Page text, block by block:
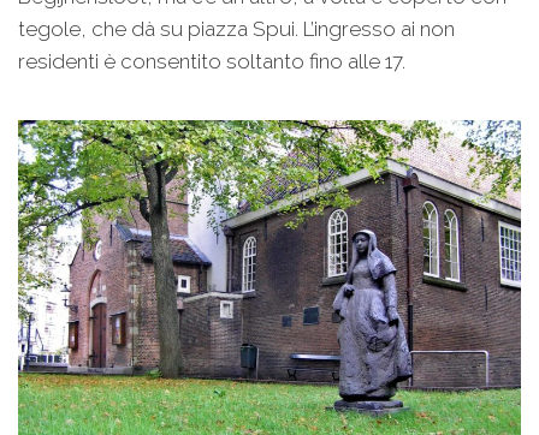
tegole, che dà su piazza Spui. L’ingresso ai non
residenti è consentito soltanto fino alle 17.